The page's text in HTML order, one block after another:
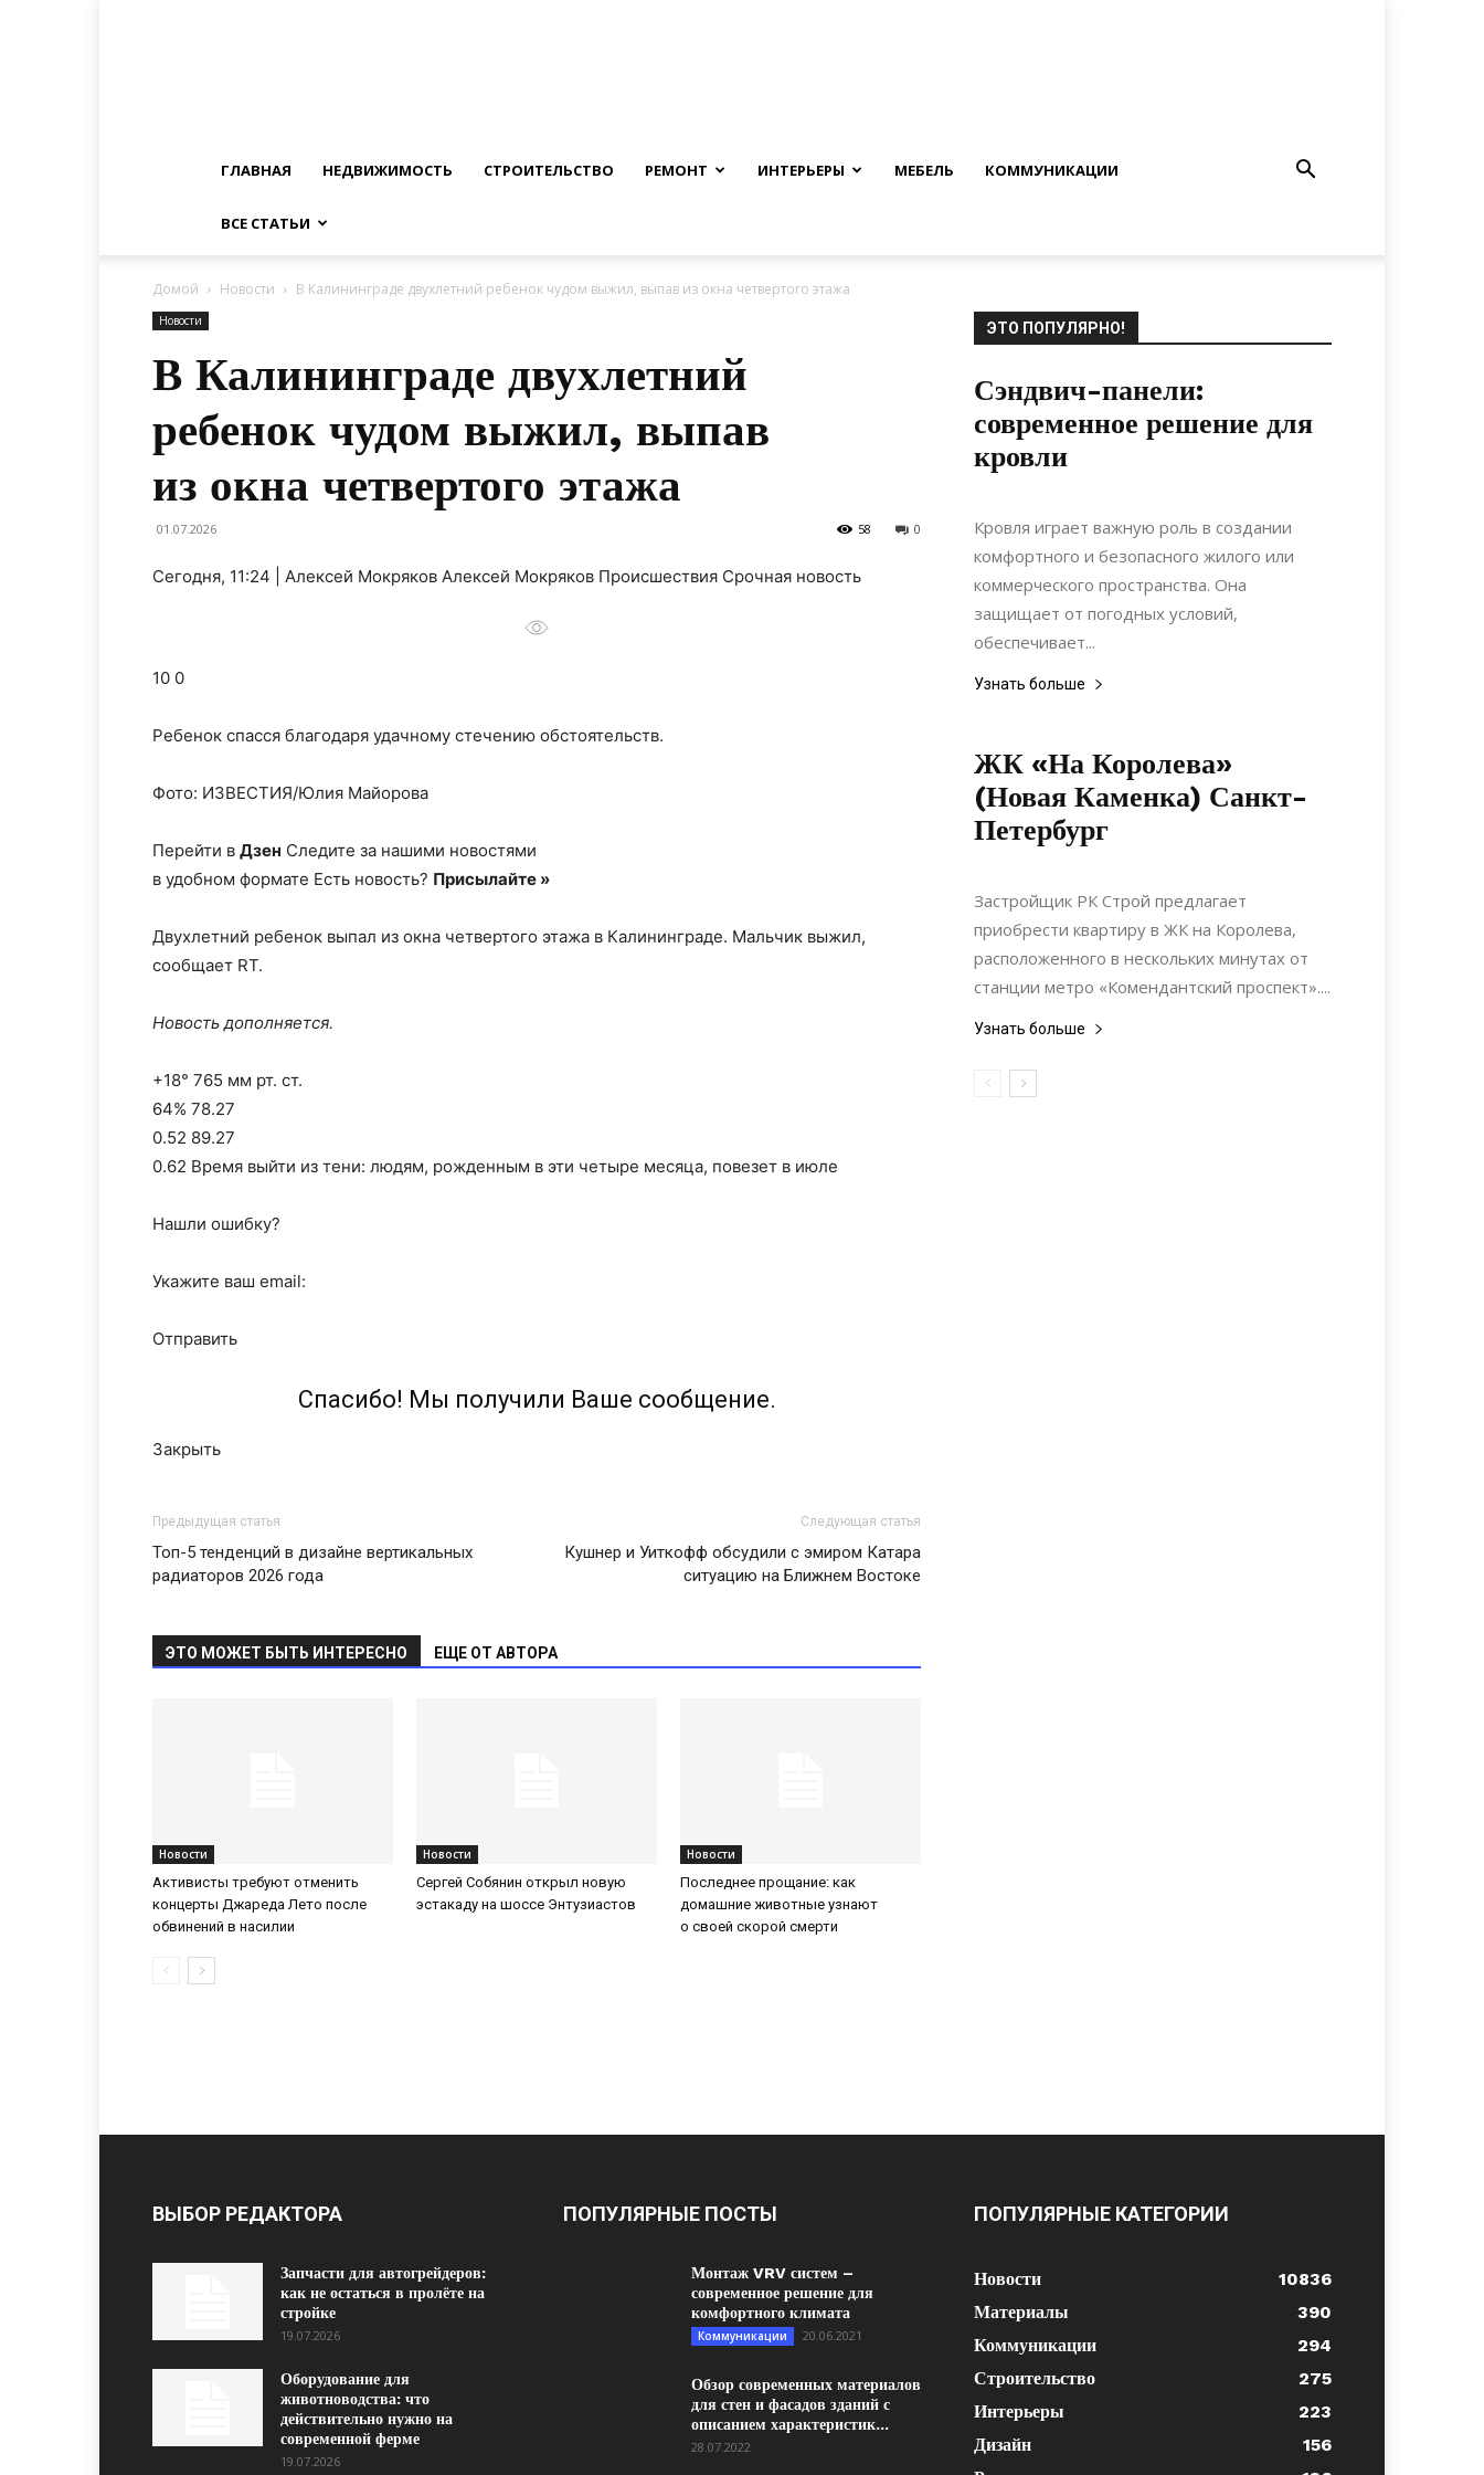
ГЛАВНАЯ НЕДВИЖИМОСТЬ СТРОИТЕЛЬСТВО РЕМОНТ ИНТЕРЬЕРЫ МЕБЕЛЬ КОММУНИКАЦИИ
ВСЕ СТАТЬИ
Домой Новости В Калининграде двухлетний ребенок чудом выжил, выпав из окна четвертого этажа
Новости
В Калининграде двухлетний
ребенок чудом выжил, выпав
из окна четвертого этажа
01.07.2026 0
58
Сегодня, 11:24 | Алексей Мокряков Алексей Мокряков Происшествия Срочная новость
10 0
Ребенок спасся благодаря удачному стечению обстоятельств.
Фото: ИЗВЕСТИЯ/Юлия Майорова
Перейти в Дзен Следите за нашими новостями
в удобном формате Есть новость? Присылайте »
Двухлетний ребенок выпал из окна четвертого этажа в Калининграде. Мальчик выжил,
сообщает RT.
Новость дополняется.
+18° 765 мм рт. ст.
64% 78.27
0.52 89.27
0.62 Время выйти из тени: людям, рожденным в эти четыре месяца, повезет в июле
Нашли ошибку?
Укажите ваш email:
Отправить
Спасибо! Мы получили Ваше сообщение.
Закрыть
Предыдущая статья
Топ-5 тенденций в дизайне вертикальных
радиаторов 2026 года
Следующая статья
Кушнер и Уиткофф обсудили с эмиром Катара
ситуацию на Ближнем Востоке
ЭТО МОЖЕТ БЫТЬ ИНТЕРЕСНО ЕЩЕ ОТ АВТОРА
Новости
Активисты требуют отменить
концерты Джареда Лето после
обвинений в насилии
Новости
Сергей Собянин открыл новую
эстакаду на шоссе Энтузиастов
Новости
Последнее прощание: как
домашние животные узнают
о своей скорой смерти
ЭТО ПОПУЛЯРНО!
Сэндвич-панели:
современное решение для
кровли
22.11.2021
Кровля играет важную роль в создании
комфортного и безопасного жилого или
коммерческого пространства. Она
защищает от погодных условий,
обеспечивает...
Узнать больше
ЖК «На Королева»
(Новая Каменка) Санкт-
Петербург
20.07.2019
Застройщик РК Строй предлагает
приобрести квартиру в ЖК на Королева,
расположенного в нескольких минутах от
станции метро «Комендантский проспект»....
Узнать больше
ВЫБОР РЕДАКТОРА
Запчасти для автогрейдеров:
как не остаться в пролёте на
стройке
19.07.2026
Оборудование для
животноводства: что
действительно нужно на
современной ферме
19.07.2026
ПОПУЛЯРНЫЕ ПОСТЫ
Монтаж VRV систем –
современное решение для
комфортного климата
Коммуникации 20.06.2021
Обзор современных материалов
для стен и фасадов зданий с
описанием характеристик...
28.07.2022
ПОПУЛЯРНЫЕ КАТЕГОРИИ
Новости
10836
Материалы
390
Коммуникации
294
Строительство
275
Интерьеры
223
Дизайн
156